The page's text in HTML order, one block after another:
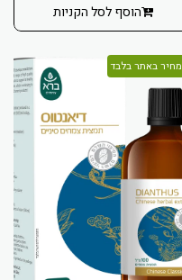
הוסף לסל הקניות
מחיר באתר בלבד